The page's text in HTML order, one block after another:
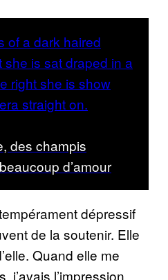
des champis
d’amour
dépressif
de la soutenir. Elle
Quand elle me
j’avais l’impression